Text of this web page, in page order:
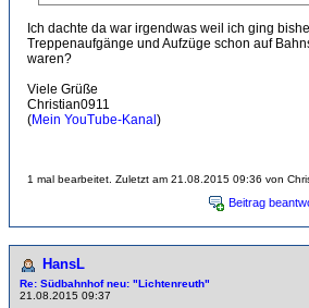
Ich dachte da war irgendwas weil ich ging
Treppenaufgänge und Aufzüge schon auf
waren?
Viele Grüße
Christian0911
(Mein YouTube-Kanal )
1 mal bearbeitet. Zuletzt am 21.08.2015 09:36 von
Beitrag
HansL
Re: Südbahnhof neu: "Lichtenreuth"
21.08.2015 09:37